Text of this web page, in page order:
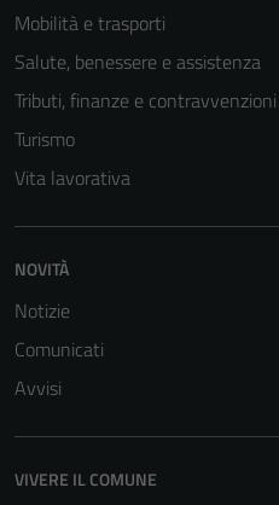
Mobilità e trasporti
Salute, benessere e assistenza
Tributi, finanze e contravvenzioni
Turismo
Vita lavorativa
NOVITÀ
Notizie
Comunicati
Avvisi
VIVERE IL COMUNE